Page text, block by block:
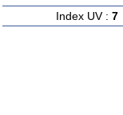
Index UV : 7